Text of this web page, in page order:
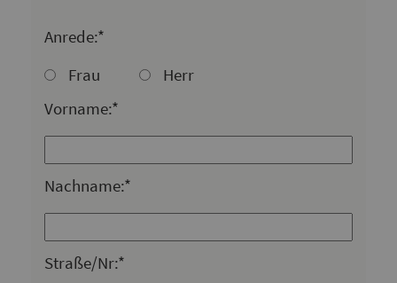
Anrede:*
Frau
Herr
Vorname:*
Nachname:*
Straße/Nr:*